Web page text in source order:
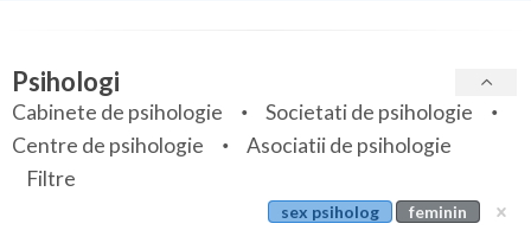
Bihor
Bistrita-Nasaud
Botosani
Specialitati
Servicii
Articole
Psihologi
Cabinete de psihologie
Societati de psihologie
Centre de psihologie
Asociatii de psihologie
Filtre
sex psiholog
feminin